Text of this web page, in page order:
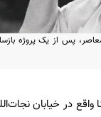
محیط زیست
سفر و تفریح
فناوری و It
علمی
قرآن
گوناگون
مجله تصویری سلاح
ورزش
خواندنی ها و دیدنی ها
آموزش زبان
پس از یک پروژه
در خیابان